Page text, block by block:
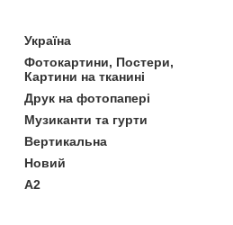
Україна
Фотокартини, Постери,
Картини на тканині
Друк на фотопапері
Музиканти та гурти
Вертикальна
Новий
A2